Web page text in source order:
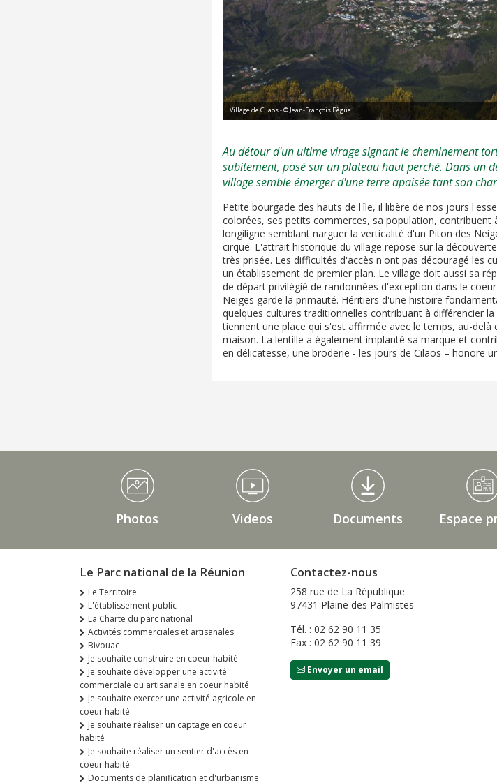
Village de Cilaos - © Jean-François Bègue
Au détour d'un ultime virage signant le cheminement
subitement, posé sur un plateau haut perché. Dans un
village semble émerger d'une terre apaisée tant son
Petite bourgade des hauts de l'île, il libère de nos jours
colorées, ses petits commerces, sa population, contribuent
longiligne semblant narguer la verticalité d'un Piton des
cirque. L'attrait historique du village repose sur la
très prisée. Les difficultés d'accès n'ont pas découragé les
un établissement de premier plan. Le village doit aussi sa
de départ privilégié de randonnées d'exception dans le
Neiges garde la primauté. Héritiers d'une histoire
quelques cultures traditionnelles contribuant à différencier
tiennent une place qui s'est affirmée avec le temps, au-
maison. La lentille a également implanté sa marque et
en délicatesse, une broderie - les jours de Cilaos – honore
Médiathèque Footer
Photos Videos Documents Espace
Le Parc national de la Réunion
Le Territoire
L'établissement public
La Charte du parc national
Activités commerciales et artisanales
Bivouac
Je souhaite construire en coeur habité
Je souhaite développer une activité
commerciale ou artisanale en coeur habité
Je souhaite exercer une activité agricole en
coeur habité
Je souhaite réaliser un captage en coeur
habité
Je souhaite réaliser un sentier d'accès en
coeur habité
Documents de planification et d'urbanisme
Contactez-nous
258 rue de La République
97431 Plaine des Palmistes
Tél. : 02 62 90 11 35
Fax : 02 62 90 11 39
Envoyer un email